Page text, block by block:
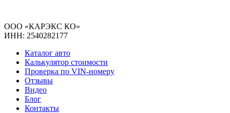
ООО «КАРЭКС КО»
ИНН: 2540282177
Каталог авто
Калькулятор стоимости
Проверка по VIN-номеру
Отзывы
Видео
Блог
Контакты